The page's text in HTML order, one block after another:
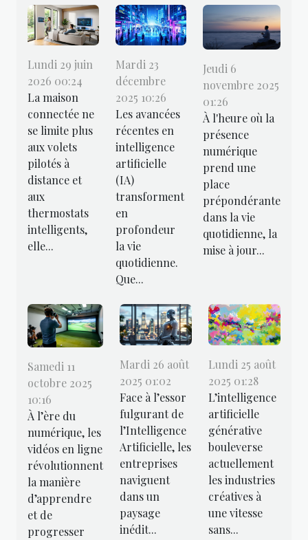
Lundi 29 juin
2026 00:24
La maison
connectée ne
se limite plus
aux volets
pilotés à
distance et
aux
thermostats
intelligents,
elle...
Mardi 23
décembre
2025 10:26
Les avancées
récentes en
intelligence
artificielle
(IA)
transforment
en
profondeur
la vie
quotidienne.
Que...
Jeudi 6
novembre 2025
01:26
À l'heure où la
présence
numérique
prend une
place
prépondérante
dans la vie
quotidienne, la
mise à jour...
Samedi 11
octobre 2025
10:16
À l’ère du
numérique, les
vidéos en ligne
révolutionnent
la manière
d’apprendre
et de
progresser
Mardi 26 août
2025 01:02
Face à l’essor
fulgurant de
l’Intelligence
Artificielle, les
entreprises
naviguent
dans un
paysage
inédit...
Lundi 25 août
2025 01:28
L’intelligence
artificielle
générative
bouleverse
actuellement
les industries
créatives à
une vitesse
sans...